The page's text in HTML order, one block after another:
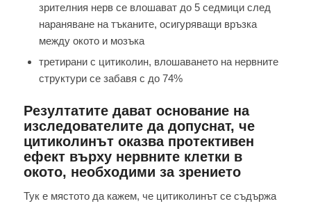
зрителния нерв се влошават до 5 седмици след
нараняване на тъканите, осигуряващи връзка
между окото и мозъка
третирани с цитиколин, влошаването на нервните
структури се забавя с до 74%
Резултатите дават основание на
изследователите да допуснат, че
цитиколинът оказва протективен
ефект върху нервните клетки в
окото, необходими за зрението
Тук е мястото да кажем, че цитиколинът се съдържа